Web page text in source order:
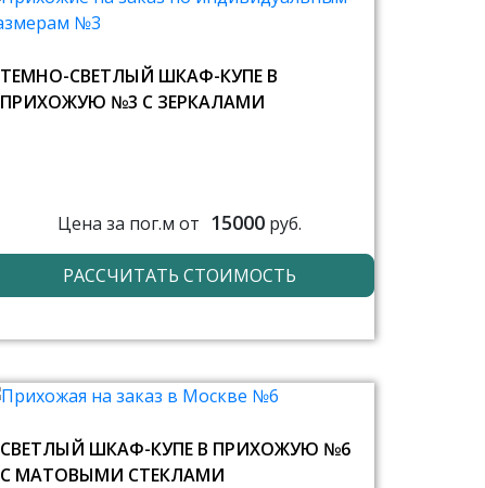
ТЕМНО-СВЕТЛЫЙ ШКАФ-КУПЕ В
ПРИХОЖУЮ №3 С ЗЕРКАЛАМИ
Цена за пог.м от 15000руб.
РАССЧИТАТЬ СТОИМОСТЬ
СВЕТЛЫЙ ШКАФ-КУПЕ В ПРИХОЖУЮ №6
С МАТОВЫМИ СТЕКЛАМИ